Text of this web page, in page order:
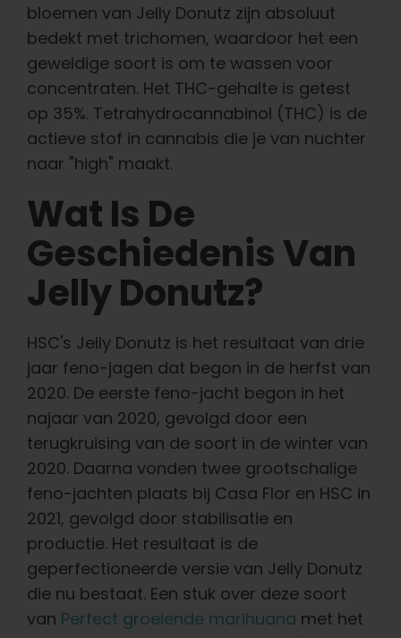
bloemen van Jelly Donutz zijn absoluut
bedekt met trichomen, waardoor het een
geweldige soort is om te wassen voor
concentraten. Het THC-gehalte is getest
op 35%. Tetrahydrocannabinol (THC) is de
actieve stof in cannabis die je van nuchter
naar "high" maakt.
Wat Is De
Geschiedenis Van
Jelly Donutz?
HSC's Jelly Donutz is het resultaat van drie
jaar feno-jagen dat begon in de herfst van
2020. De eerste feno-jacht begon in het
najaar van 2020, gevolgd door een
terugkruising van de soort in de winter van
2020. Daarna vonden twee grootschalige
feno-jachten plaats bij Casa Flor en HSC in
2021, gevolgd door stabilisatie en
productie. Het resultaat is de
geperfectioneerde versie van Jelly Donutz
die nu bestaat. Een stuk over deze soort
van Perfect groeiende marihuana met het